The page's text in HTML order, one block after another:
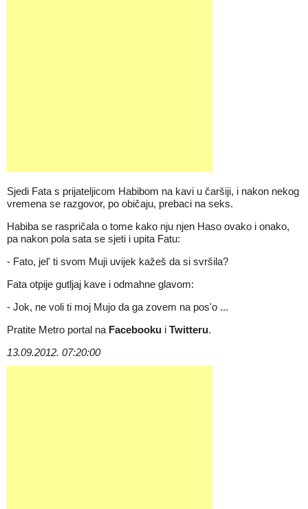
Sjedi Fata s prijateljicom Habibom na kavi u čaršiji, i nakon nekog
vremena se razgovor, po običaju, prebaci na seks.
Habiba se raspričala o tome kako nju njen Haso ovako i onako,
pa nakon pola sata se sjeti i upita Fatu:
- Fato, jel' ti svom Muji uvijek kažeš da si svršila?
Fata otpije gutljaj kave i odmahne glavom:
- Jok, ne voli ti moj Mujo da ga zovem na pos'o ...
Pratite Metro portal na Facebooku i Twitteru.
13.09.2012. 07:20:00